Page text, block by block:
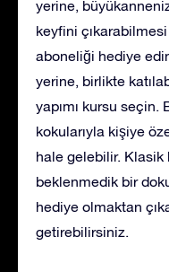
yerine,
keyfini
aboneliği hediye
yerine, birlikte
yapımı kursu seçin.
kokularıyla kişiye
hale gelebilir. Klasik
beklenmedik bir
hediye olmaktan
getirebilirsiniz.